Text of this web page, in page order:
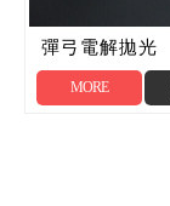
彈弓電解拋光
MORE